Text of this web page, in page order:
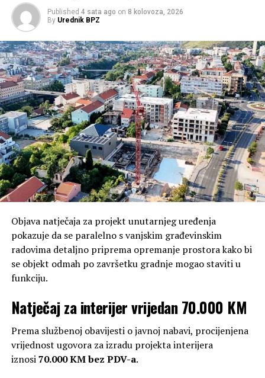
Published 4 sata ago on 8 kolovoza, 2026
By Urednik BPZ
Objava natječaja za projekt unutarnjeg uređenja
pokazuje da se paralelno s vanjskim građevinskim
radovima detaljno priprema opremanje prostora kako bi
se objekt odmah po završetku gradnje mogao staviti u
funkciju.
Natječaj za interijer vrijedan 70.000 KM
Prema službenoj obavijesti o javnoj nabavi, procijenjena
vrijednost ugovora za izradu projekta interijera
iznosi70.000 KM bez PDV-a.